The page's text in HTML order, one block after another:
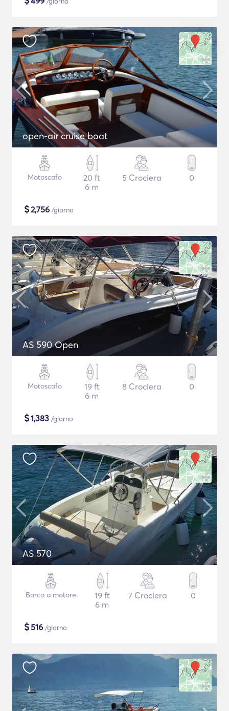
open-air cruise boat
Motoscafo
20 ft
6 m
5 Crociera 0
$2,756 /giorno
AS 590 Open
Motoscafo
19 ft
6 m
8 Crociera 0
$1,383 /giorno
AS 570
Barca a motore
19 ft
6 m
7 Crociera 0
$516 /giorno